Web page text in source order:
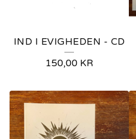
IND I EVIGHEDEN - CD
150,00 KR